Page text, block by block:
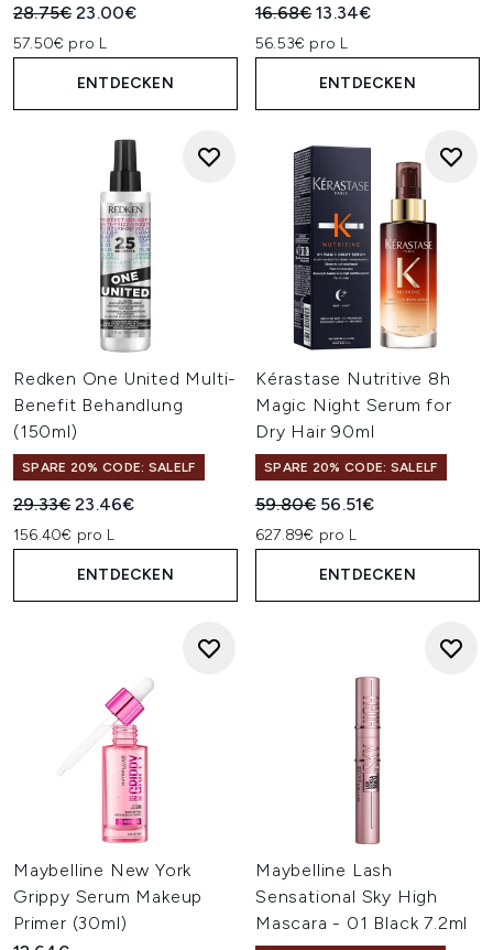
Unverbindliche Preisempfehlung:
28.75€Aktueller Preis:
23.00€
57.50€ pro L
ENTDECKEN
Unverbindliche
16.68€Aktueller Preis:
13.34€
56.53€ pro L
ENTDECKEN
Redken One United Multi-
Benefit Behandlung
(150ml)
SPARE 20% CODE: SALELF
Unverbindliche Preisempfehlung:
29.33€Aktueller Preis:
23.46€
156.40€ pro L
ENTDECKEN
Kérastase Nutritive 8h
Magic Night Serum for
Dry Hair 90ml
SPARE 20% CODE: SALELF
Unverbindliche
59.80€ Aktueller Preis:
56.51€
627.89€ pro L
ENTDECKEN
Maybelline New York
Grippy Serum Makeup
Primer (30ml)
Maybelline Lash
Sensational Sky High
Mascara - 01 Black 7.2ml